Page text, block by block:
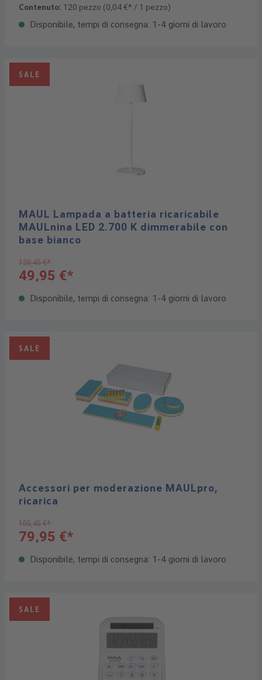
Contenuto: 120 pezzo (0,04 €* / 1 pezzo)
Disponibile, tempi di consegna: 1-4 giorni di lavoro
SALE
MAUL Lampada a batteria ricaricabile
MAULnina LED 2.700 K dimmerabile con
base bianco
120,45 €*
49,95 €*
Disponibile, tempi di consegna: 1-4 giorni di lavoro
SALE
Accessori per moderazione MAULpro,
ricarica
105,45 €*
79,95 €*
Disponibile, tempi di consegna: 1-4 giorni di lavoro
SALE